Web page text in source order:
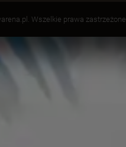
Wszelkie prawa zastrzeżone.